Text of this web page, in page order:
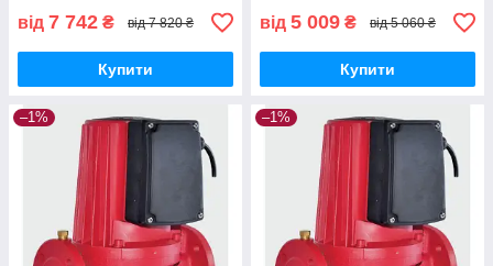
від 7 742 ₴ від 7 820 ₴
Купити
від 5 009 ₴ від 5 060 ₴
Купити
–1% –1%